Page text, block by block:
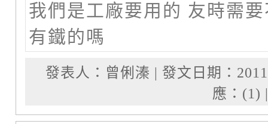
我們是工廠要用的 友時需
有鐵的嗎
發表人：曾俐溱 | 發文日期：
應：(1)